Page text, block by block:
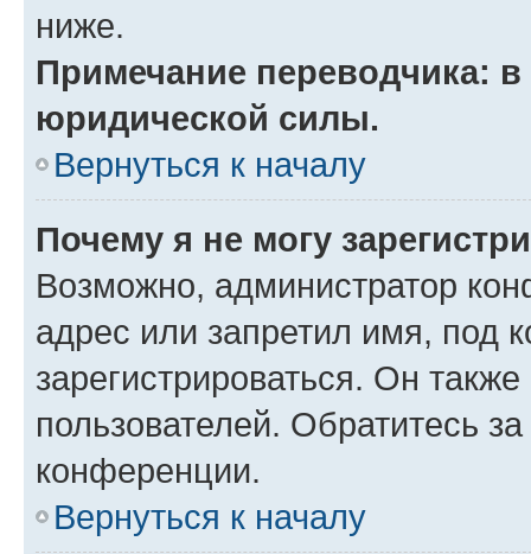
ниже.
Примечание переводчика:
юридической силы.
Вернуться к началу
Почему я не могу
Возможно, администратор
адрес или запретил имя, под
зарегистрироваться. Он
пользователей. Обратитесь
конференции.
Вернуться к началу